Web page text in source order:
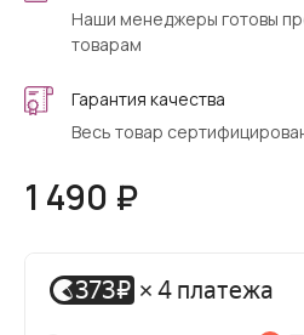
Наши менеджеры готовы
товарам
Гарантия качества
Весь товар
1 490 ₽